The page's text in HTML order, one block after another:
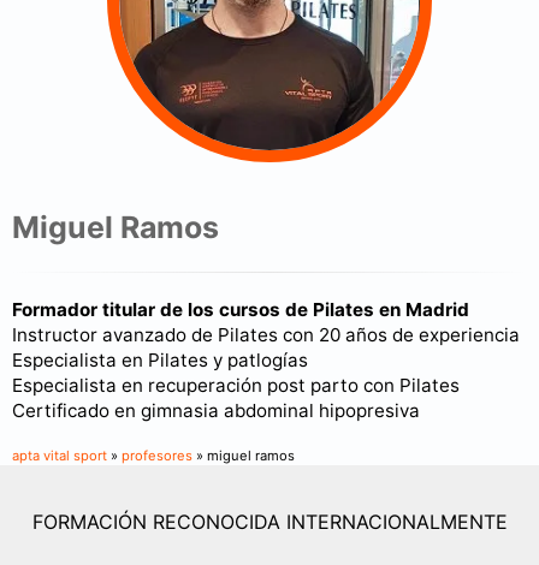
Miguel Ramos
Formador titular de los cursos de Pilates en Madrid
Instructor avanzado de Pilates con 20 años de experiencia
Especialista en Pilates y patlogías
Especialista en recuperación post parto con Pilates
Certificado en gimnasia abdominal hipopresiva
apta vital sport » profesores » miguel ramos
FORMACIÓN RECONOCIDA INTERNACIONALMENTE